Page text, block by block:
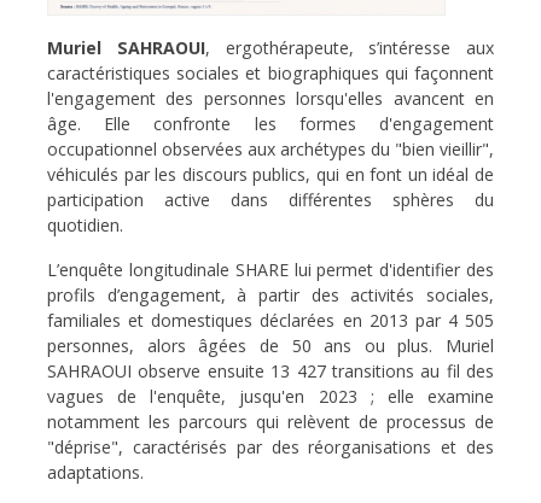
Muriel SAHRAOUI, ergothérapeute, s’intéresse aux
caractéristiques sociales et biographiques qui façonnent
l'engagement des personnes lorsqu'elles avancent en
âge. Elle confronte les formes d'engagement
occupationnel observées aux archétypes du "bien vieillir",
véhiculés par les discours publics, qui en font un idéal de
participation active dans différentes sphères du
quotidien.
L’enquête longitudinale SHARE lui permet d'identifier des
profils d’engagement, à partir des activités sociales,
familiales et domestiques déclarées en 2013 par 4 505
personnes, alors âgées de 50 ans ou plus. Muriel
SAHRAOUI observe ensuite 13 427 transitions au fil des
vagues de l'enquête, jusqu'en 2023 ; elle examine
notamment les parcours qui relèvent de processus de
"déprise", caractérisés par des réorganisations et des
adaptations.